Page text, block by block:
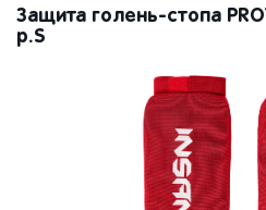
Защита голень-стопа
р.S